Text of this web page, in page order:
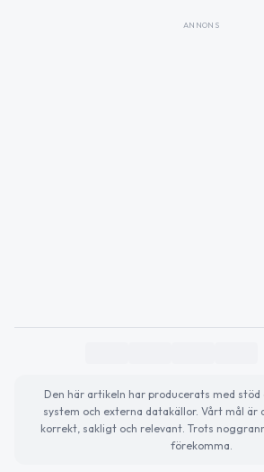
ANNONS
Den här artikeln har producerats med
system och externa datakällor. Vårt mål
korrekt, sakligt och relevant. Trots
förekomma.